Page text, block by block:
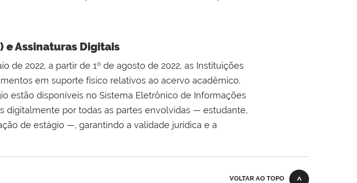
e Assinaturas Digitais
de 2022, a partir de 1º de agosto de 2022, as Instituições
em suporte físico relativos ao acervo acadêmico.
estão disponíveis no Sistema Eletrônico de Informações
digitalmente por todas as partes envolvidas — estudante,
de estágio —, garantindo a validade jurídica e a
VOLTAR AO TOPO